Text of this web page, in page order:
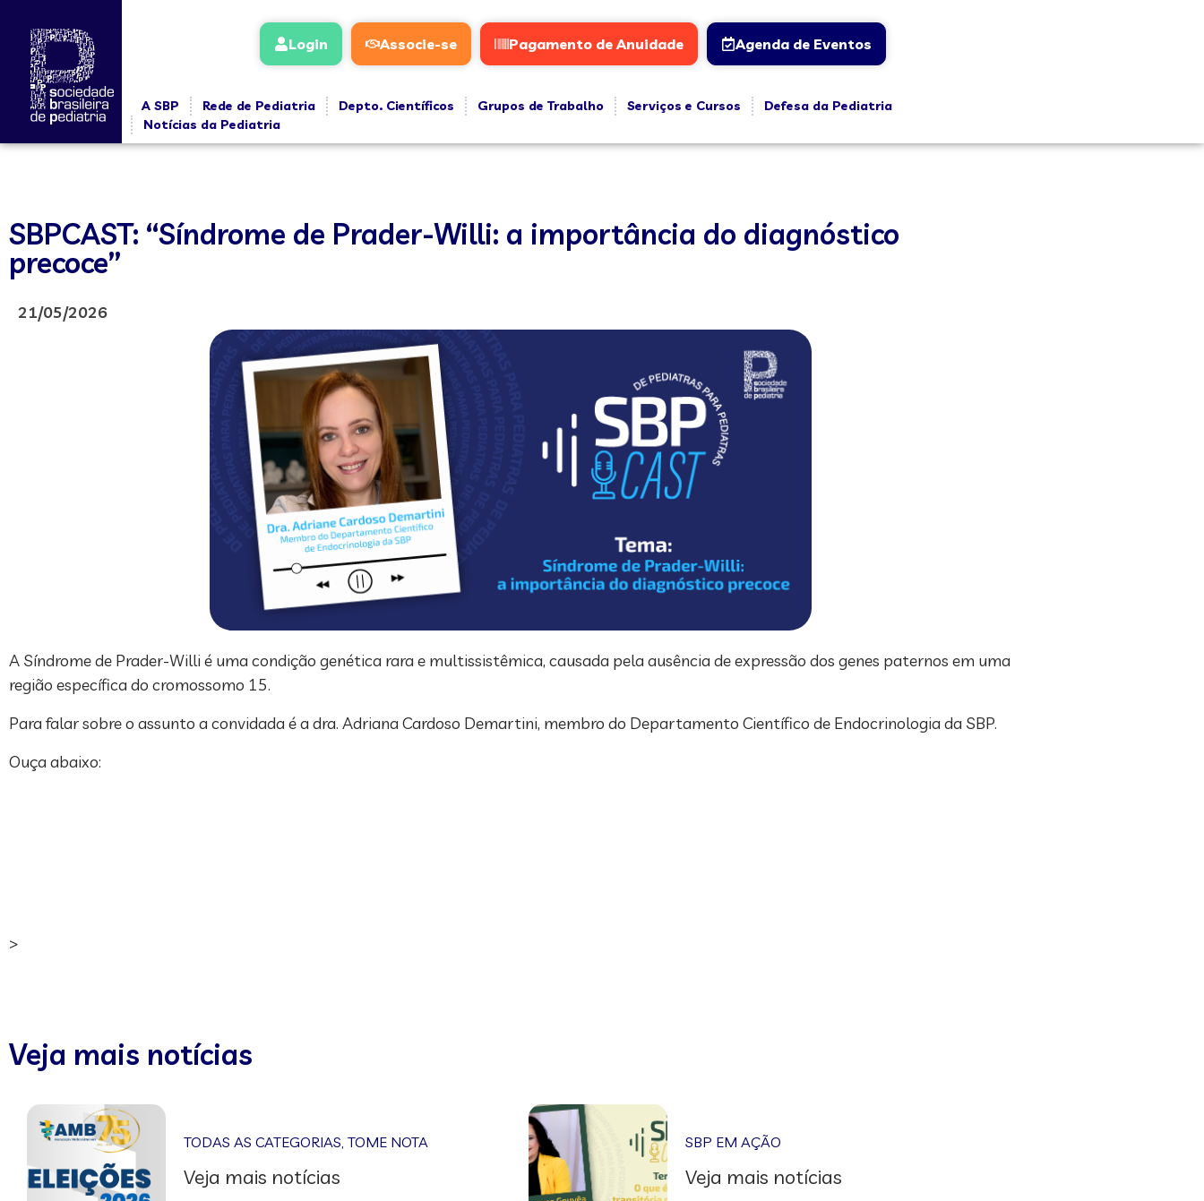
Login Associe-se Pagamento de Anuidade Agenda de Eventos
A SBP Rede de Pediatria Depto. Científicos Grupos de Trabalho Serviços e Cursos
Defesa da Pediatria
Notícias da Pediatria
SBPCAST: “Síndrome de Prader-Willi: a importância do diagnóstico
precoce”
21/05/2026
A Síndrome de Prader-Willi é uma condição genética rara e multissistêmica, causada pela ausência de expressão dos genes paternos em uma
região específica do cromossomo 15.
Para falar sobre o assunto a convidada é a dra. Adriana Cardoso Demartini, membro do Departamento Científico de Endocrinologia da SBP.
Ouça abaixo:
>
Veja mais notícias
TODAS AS CATEGORIAS,TOME NOTA
Veja mais notícias
SBP EM AÇÃO
Veja mais notícias